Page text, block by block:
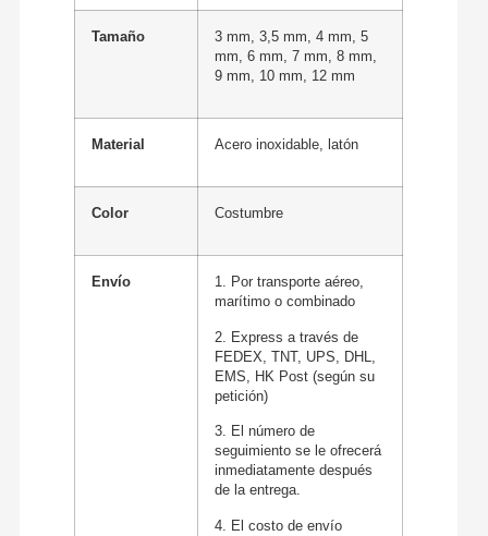
Tamaño
3 mm, 3,5 mm, 4 mm, 5
mm, 6 mm, 7 mm, 8 mm,
9 mm, 10 mm, 12 mm
Material Acero inoxidable, latón
Color Costumbre
Envío
1. Por transporte aéreo,
marítimo o combinado
2. Express a través de
FEDEX, TNT, UPS, DHL,
EMS, HK Post (según su
petición)
3. El número de
seguimiento se le ofrecerá
inmediatamente después
de la entrega.
4. El costo de envío